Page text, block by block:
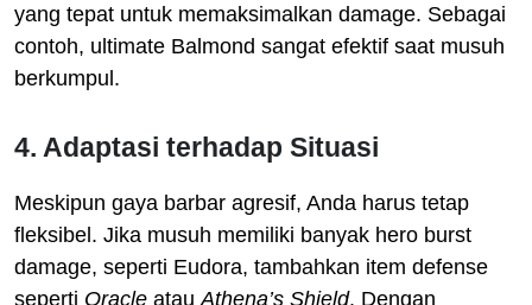
yang tepat untuk memaksimalkan damage. Sebagai
contoh, ultimate Balmond sangat efektif saat musuh
berkumpul.
4. Adaptasi terhadap Situasi
Meskipun gaya barbar agresif, Anda harus tetap
fleksibel. Jika musuh memiliki banyak hero burst
damage, seperti Eudora, tambahkan item defense
seperti Oracle atau Athena’s Shield. Dengan